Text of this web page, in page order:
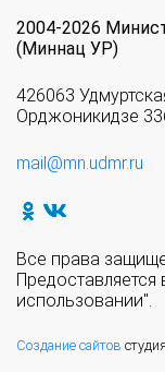
2004-2026
(Миннац УР)
426063
Орджоникидзе
mail@mn.udmr.ru
Все права
использовании".
Создание сайтов